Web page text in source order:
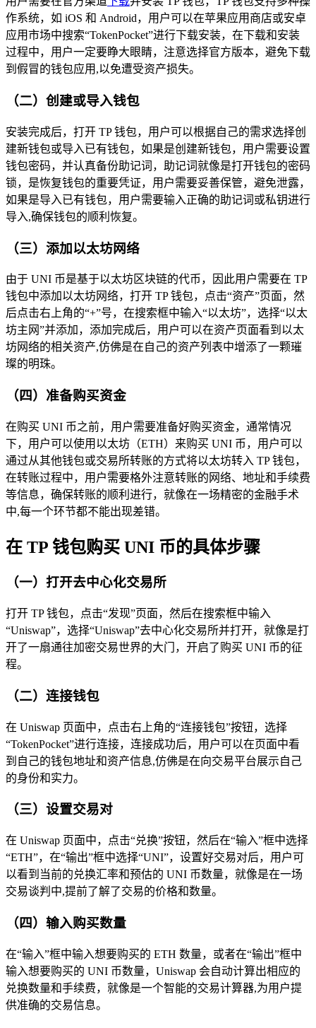
作系统，如 iOS 和 Android，用户可以在苹果应用商店或安卓
应用市场中搜索“TokenPocket”进行下载安装，在下载和安装
过程中，用户一定要睁大眼睛，注意选择官方版本，避免下载
到假冒的钱包应用,以免遭受资产损失。
（二）创建或导入钱包
安装完成后，打开 TP 钱包，用户可以根据自己的需求选择创
建新钱包或导入已有钱包，如果是创建新钱包，用户需要设置
钱包密码，并认真备份助记词，助记词就像是打开钱包的密码
锁，是恢复钱包的重要凭证，用户需要妥善保管，避免泄露，
如果是导入已有钱包，用户需要输入正确的助记词或私钥进行
导入,确保钱包的顺利恢复。
（三）添加以太坊网络
由于 UNI 币是基于以太坊区块链的代币，因此用户需要在 TP
钱包中添加以太坊网络，打开 TP 钱包，点击“资产”页面，然
后点击右上角的“+”号，在搜索框中输入“以太坊”，选择“以太
坊主网”并添加，添加完成后，用户可以在资产页面看到以太
坊网络的相关资产,仿佛是在自己的资产列表中增添了一颗璀
璨的明珠。
（四）准备购买资金
在购买 UNI 币之前，用户需要准备好购买资金，通常情况
下，用户可以使用以太坊（ETH）来购买 UNI 币，用户可以
通过从其他钱包或交易所转账的方式将以太坊转入 TP 钱包，
在转账过程中，用户需要格外注意转账的网络、地址和手续费
等信息，确保转账的顺利进行，就像在一场精密的金融手术
中,每一个环节都不能出现差错。
在 TP 钱包购买 UNI 币的具体步骤
（一）打开去中心化交易所
打开 TP 钱包，点击“发现”页面，然后在搜索框中输入
“Uniswap”，选择“Uniswap”去中心化交易所并打开，就像是打
开了一扇通往加密交易世界的大门，开启了购买 UNI 币的征
程。
（二）连接钱包
在 Uniswap 页面中，点击右上角的“连接钱包”按钮，选择
“TokenPocket”进行连接，连接成功后，用户可以在页面中看
到自己的钱包地址和资产信息,仿佛是在向交易平台展示自己
的身份和实力。
（三）设置交易对
在 Uniswap 页面中，点击“兑换”按钮，然后在“输入”框中选择
“ETH”，在“输出”框中选择“UNI”，设置好交易对后，用户可
以看到当前的兑换汇率和预估的 UNI 币数量，就像是在一场
交易谈判中,提前了解了交易的价格和数量。
（四）输入购买数量
在“输入”框中输入想要购买的 ETH 数量，或者在“输出”框中
输入想要购买的 UNI 币数量，Uniswap 会自动计算出相应的
兑换数量和手续费，就像是一个智能的交易计算器,为用户提
供准确的交易信息。